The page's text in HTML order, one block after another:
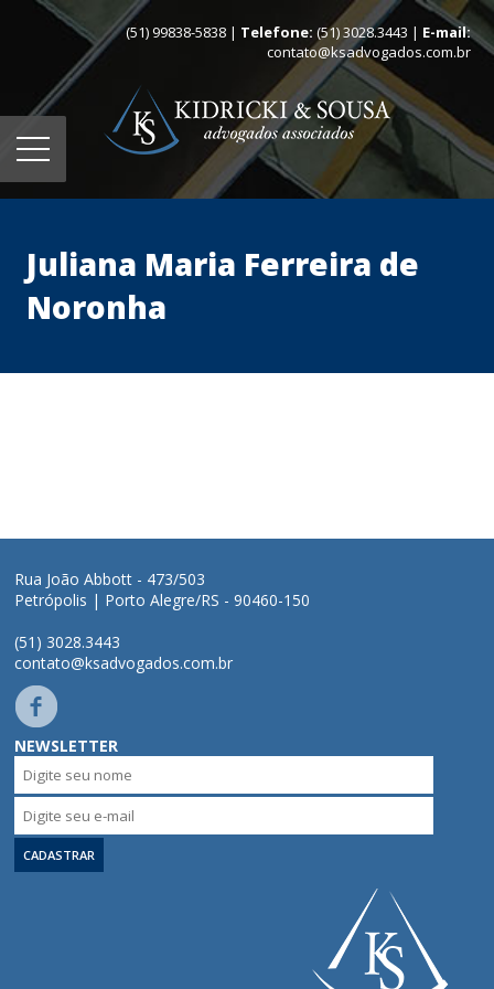
(51) 99838-5838 | Telefone: (51) 3028.3443 | E-mail:
contato@ksadvogados.com.br
Áreas de Atuação
Profissionais
Publicações
Juliana Maria Ferreira de
Noronha
Rua João Abbott - 473/503
Petrópolis | Porto Alegre/RS - 90460-150
(51) 3028.3443
contato@ksadvogados.com.br
NEWSLETTER